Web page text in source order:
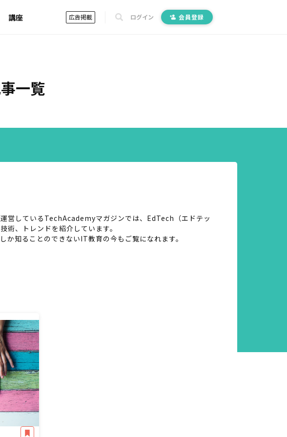
講座 広告掲載 ログイン 会員登録
一覧
営しているTechAcademyマガジンでは、EdTech（エドテッ
術、トレンドを紹介しています。
知ることのできないIT教育の今もご覧になれます。